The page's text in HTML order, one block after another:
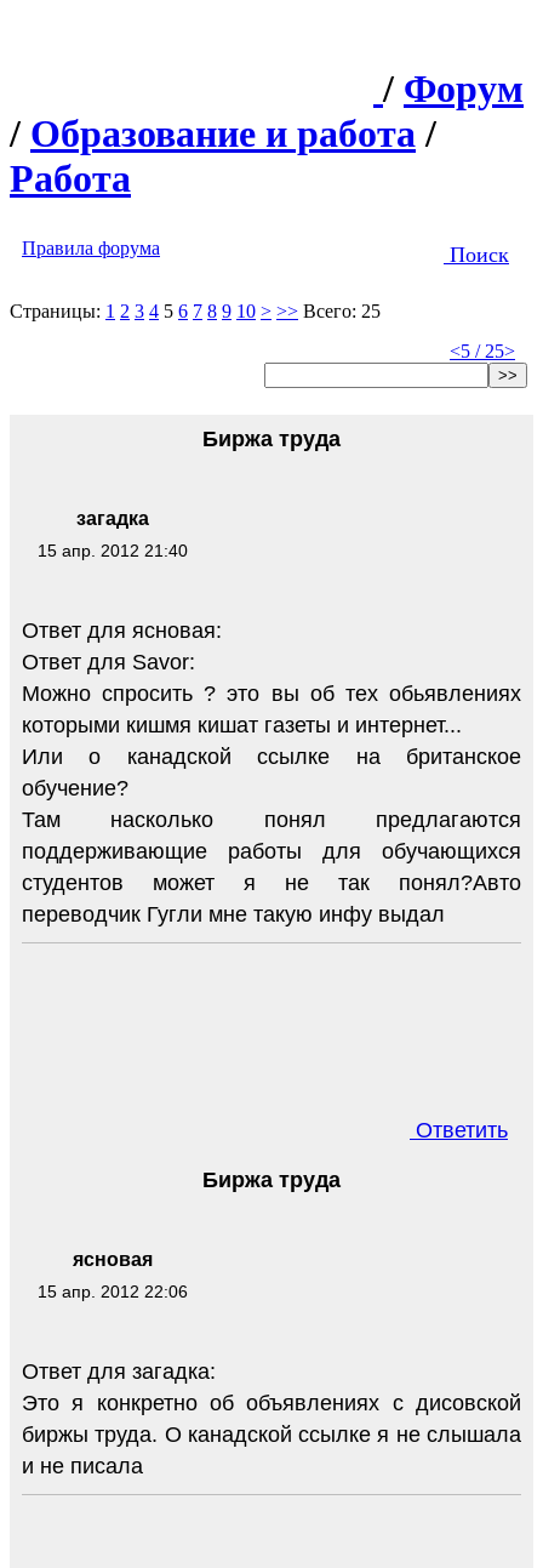
/ Форум
/ Образование и работа /
Работа
Правила форума Поиск
Страницы: 1 2 3 4 5 6 7 8 9 10 > >> Всего: 25
<5 / 25>
>>
загадка
15 апр. 2012 21:40
Биржа труда
Ответ для ясновая:
Ответ для Savor:
Можно спросить ? это вы об тех обьявлениях
которыми кишмя кишат газеты и интернет...
Или о канадской ссылке на британское
обучение?
Там насколько понял предлагаются
поддерживающие работы для обучающихся
студентов может я не так понял?Авто
переводчик Гугли мне такую инфу выдал
Ответить
ясновая
15 апр. 2012 22:06
Биржа труда
Ответ для загадка:
Это я конкретно об объявлениях с дисовской
биржы труда. О канадской ссылке я не слышала
и не писала